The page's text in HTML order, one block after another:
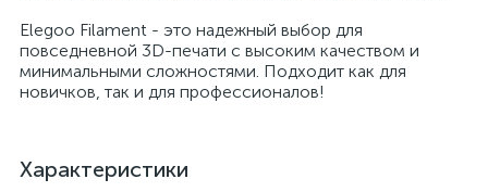
Elegoo Filament - это надежный выбор для
повседневной 3D-печати с высоким качеством и
минимальными сложностями. Подходит как для
новичков, так и для профессионалов!
Характеристики